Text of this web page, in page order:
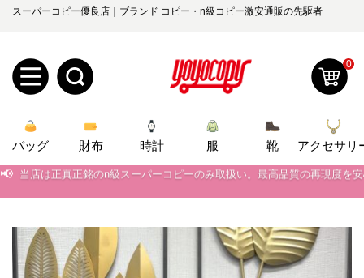
スーパーコピー優良店｜ブランド コピー・n級コピー激安通販の先駆者
規
ユ
ザ
ロ
グ
ン
オ
0
バッグ 財布 時計 服 靴 アクセサリ
当店は正真正銘のn級スーパーコピーのみ取扱い。最高品質の再現度を
📢 当店は正真正銘のn級スーパーコピーのみ取扱い。最高品質の再現度を